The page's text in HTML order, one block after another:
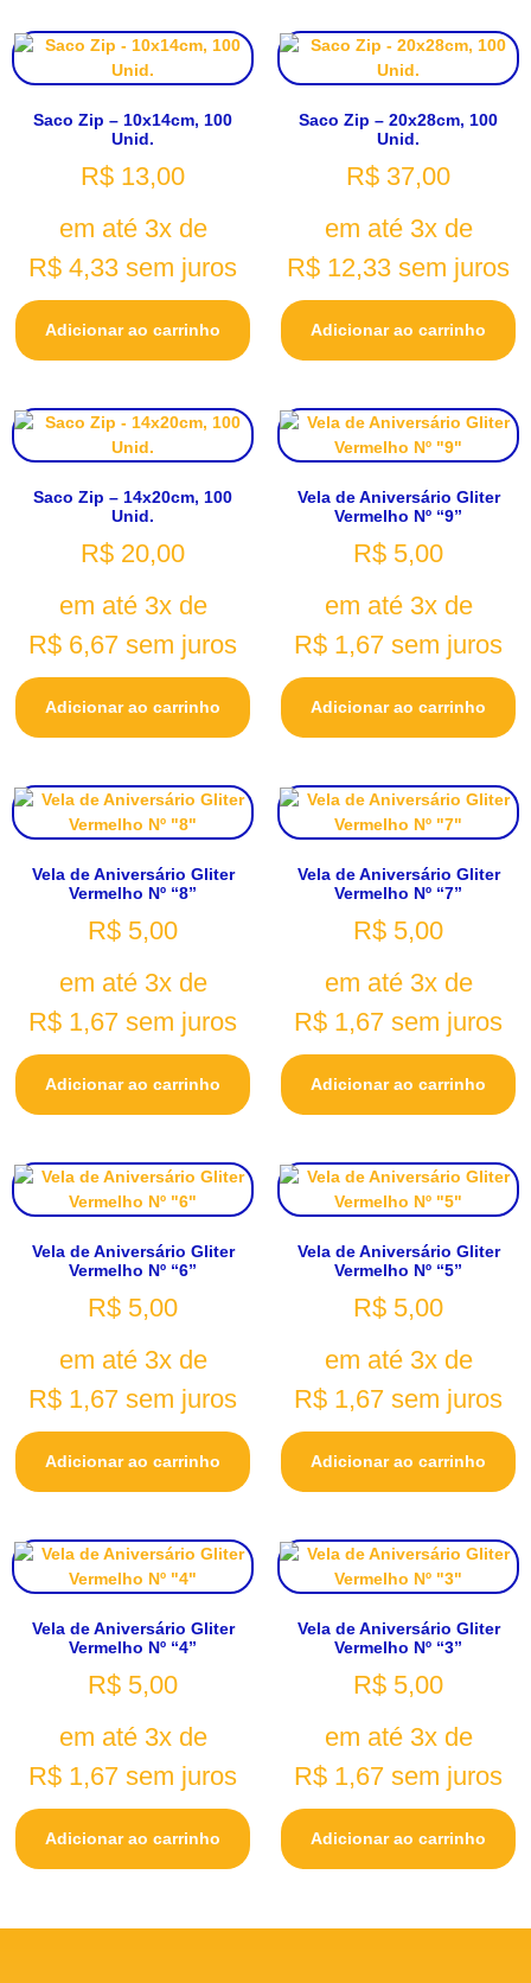
Saco Zip – 10x14cm, 100
Unid.
R$ 13,00
em até 3x de
R$ 4,33 sem juros
Adicionar ao carrinho
Saco Zip – 20x28cm, 100
Unid.
R$ 37,00
em até 3x de
R$ 12,33 sem juros
Adicionar ao carrinho
Saco Zip – 14x20cm, 100
Unid.
R$ 20,00
em até 3x de
R$ 6,67 sem juros
Adicionar ao carrinho
Vela de Aniversário Gliter
Vermelho Nº “9”
R$ 5,00
em até 3x de
R$ 1,67 sem juros
Adicionar ao carrinho
Vela de Aniversário Gliter
Vermelho Nº “8”
R$ 5,00
em até 3x de
R$ 1,67 sem juros
Adicionar ao carrinho
Vela de Aniversário Gliter
Vermelho Nº “7”
R$ 5,00
em até 3x de
R$ 1,67 sem juros
Adicionar ao carrinho
Vela de Aniversário Gliter
Vermelho Nº “6”
R$ 5,00
em até 3x de
R$ 1,67 sem juros
Adicionar ao carrinho
Vela de Aniversário Gliter
Vermelho Nº “5”
R$ 5,00
em até 3x de
R$ 1,67 sem juros
Adicionar ao carrinho
Vela de Aniversário Gliter
Vermelho Nº “4”
R$ 5,00
em até 3x de
R$ 1,67 sem juros
Adicionar ao carrinho
Vela de Aniversário Gliter
Vermelho Nº “3”
R$ 5,00
em até 3x de
R$ 1,67 sem juros
Adicionar ao carrinho